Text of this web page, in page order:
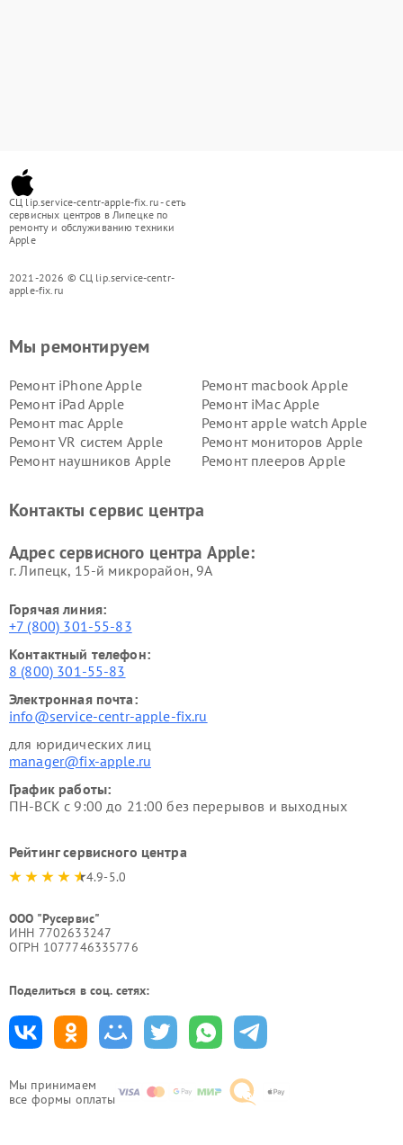
СЦ lip.service-centr-apple-fix.ru - сеть
сервисных центров в Липецке по
ремонту и обслуживанию техники
Apple
2021-2026 © СЦ lip.service-centr-
apple-fix.ru
Мы принимаем
все формы оплаты
Мы ремонтируем
Ремонт iPhone Apple
Ремонт macbook Apple
Ремонт iPad Apple
Ремонт iMac Apple
Ремонт mac Apple
Ремонт apple watch Apple
Ремонт VR систем Apple
Ремонт мониторов Apple
Ремонт наушников Apple
Ремонт плееров Apple
Контакты сервис центра
Адрес сервисного центра Apple:
г. Липецк, 15-й микрорайон, 9А
Горячая линия:
+7 (800) 301-55-83
Контактный телефон:
8 (800) 301-55-83
Электронная почта:
info@service-centr-apple-fix.ru
для юридических лиц
manager@fix-apple.ru
График работы:
ПН-ВСК с 9:00 до 21:00 без перерывов и выходных
Рейтинг сервисного центра
4.9-5.0
ООО "Русервис"
ИНН 7702633247
ОГРН 1077746335776
Поделиться в соц. сетях: